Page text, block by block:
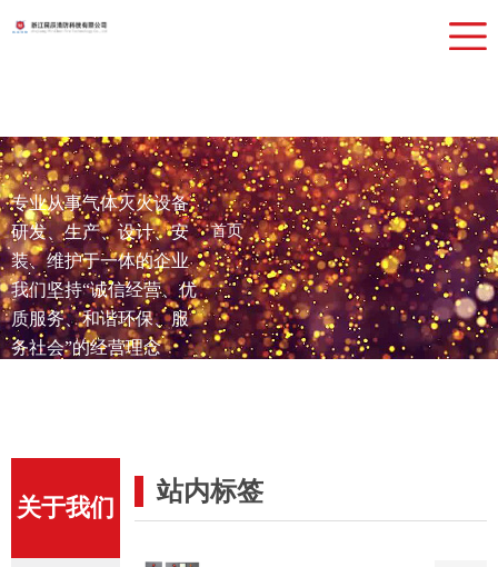
网站首页
检测设备
行业应用
新闻动态
联系我们
专业从事气体灭火设备
研发、生产、设计、安
装、维护于一体的企业
我们坚持“诚信经营、优
质服务、和谐环保、服
务社会”的经营理念
首页
关于我们
站内标签